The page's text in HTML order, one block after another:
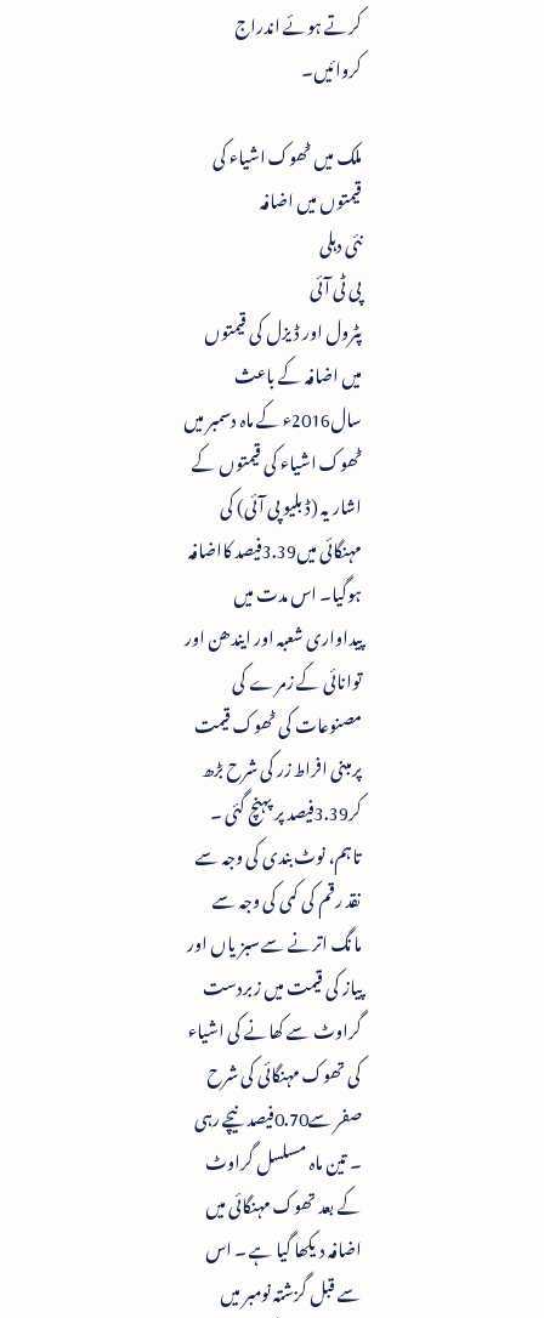
کرتے ہوئے اندراج
کروائیں۔
ملک میں ٹھوک اشیاء کی
قیمتوں میں اضافہ
نئی دہلی
پی ٹی آئی
پٹرول اور ڈیزل کی قیمتوں
میں اضافہ کے باعث
سال2016ء کے ماہ دسمبر میں
ٹھوک اشیاء کی قیمتوں کے
اشاریہ (ڈبلیو پی آئی) کی
مہنگائی میں3.39فیصد کااضافہ
ہوگیا۔ اس مدت میں
پیداواری شعبہ اور ایندھن اور
توانائی کے زمرے کی
مصنوعات کی ٹھوک قیمت
پرمبنی افراط زر کی شرح بڑھ
کر3.39فیصد پر پہنچ گئی ۔
تاہم، نوٹ بندی کی وجہ سے
نقد رقم کی کمی کی وجہ سے
مانگ اترنے سے سبزیاں اور
پیاز کی قیمت میں زبردست
گراوٹ سے کھانے کی اشیاء
کی تھوک مہنگائی کی شرح
صفر سے0.70فیصد نیچے رہی
۔ تین ماہ مسلسل گراوٹ
کے بعد تھوک مہنگائی میں
اضافہ دیکھا گیا ہے ۔ اس
سے قبل گزشتہ نومبر میں